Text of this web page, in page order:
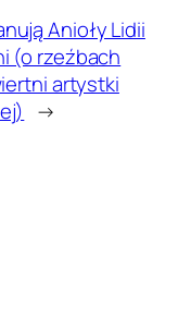
Anioły Lidii
(o rzeźbach
artystki
→